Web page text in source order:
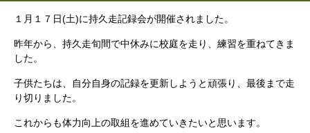
１月１７日(土)に持久走記録会が開催されました。
昨年から、持久走旬間で中休みに校庭を走り、練習を重ねてきま
した。
子供たちは、自分自身の記録を更新しようと頑張り、最後まで走
り切りました。
これからも体力向上の取組を進めていきたいと思います。